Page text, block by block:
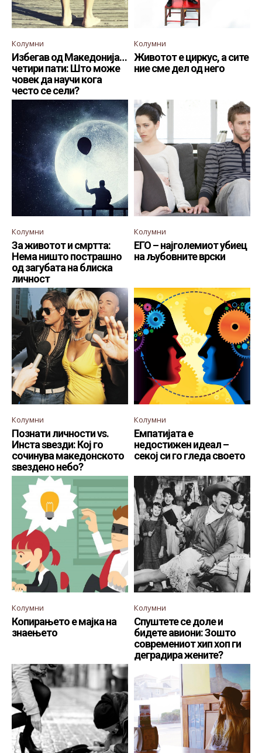
Колумни
Избегав од Македонија…
четири пати: Што може
човек да научи кога
често се сели?
Колумни
Животот е циркус, а сите
ние сме дел од него
Колумни
За животот и смртта:
Нема ништо пострашно
од загубата на блиска
личност
Колумни
ЕГО – најголемиот убиец
на љубовните врски
Колумни
Познати личности vs.
Инста ѕвезди: Кој го
сочинува македонското
ѕвездено небо?
Колумни
Емпатијата е
недостижен идеал –
секој си го гледа своето
Колумни
Копирањето е мајка на
знаењето
Колумни
Спуштете се доле и
бидете авиони: Зошто
современиот хип хоп ги
деградира жените?